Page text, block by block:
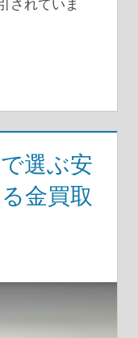
されていま
選ぶ安
金買取